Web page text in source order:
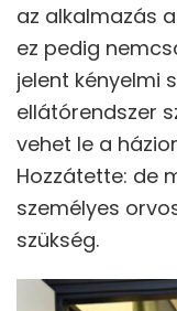
az alkalmazás
ez pedig
jelent kényelmi
ellátórendszer
vehet le a
Hozzátette: de
személyes
szükség.